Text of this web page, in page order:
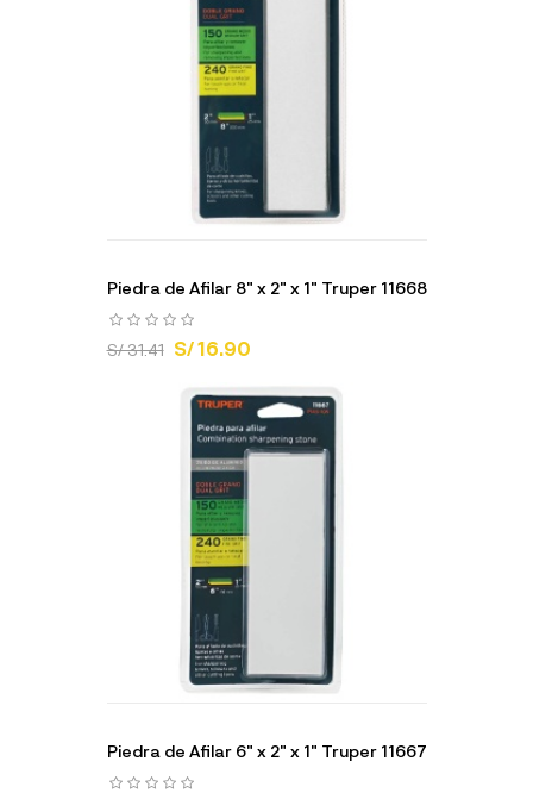
Piedra de Afilar 8" x 2" x 1" Truper 11668
S/ 31.41 S/ 16.90
Piedra de Afilar 6" x 2" x 1" Truper 11667